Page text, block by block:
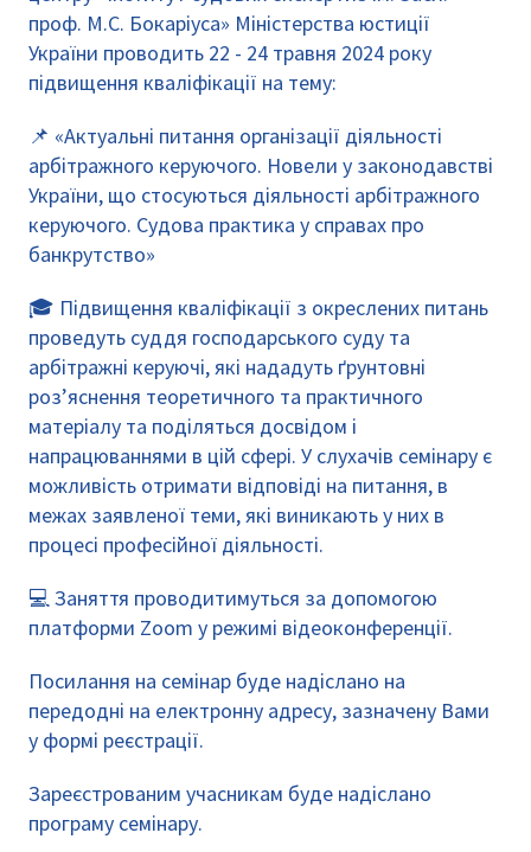
проф. М.С. Бокаріуса» Міністерства юстиції
України проводить 22 - 24 травня 2024 року
підвищення кваліфікації на тему:
📌 «Актуальні питання організації діяльності
арбітражного керуючого. Новели у законодавстві
України, що стосуються діяльності арбітражного
керуючого. Судова практика у справах про
банкрутство»
🎓 Підвищення кваліфікації з окреслених питань
проведуть суддя господарського суду та
арбітражні керуючі, які нададуть ґрунтовні
роз’яснення теоретичного та практичного
матеріалу та поділяться досвідом і
напрацюваннями в цій сфері. У слухачів семінару є
можливість отримати відповіді на питання, в
межах заявленої теми, які виникають у них в
процесі професійної діяльності.
💻 Заняття проводитимуться за допомогою
платформи Zoom у режимі відеоконференції.
Посилання на семінар буде надіслано на
передодні на електронну адресу, зазначену Вами
у формі реєстрації.
Зареєстрованим учасникам буде надіслано
програму семінару.